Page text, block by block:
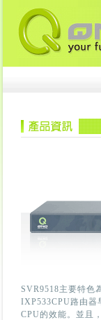
SVR9518主要特色
IXP533CPU路由器
CPU的效能。並且